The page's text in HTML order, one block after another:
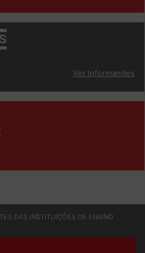
Ver Informandes
DAS INSTITUIÇÕES DE ENSINO